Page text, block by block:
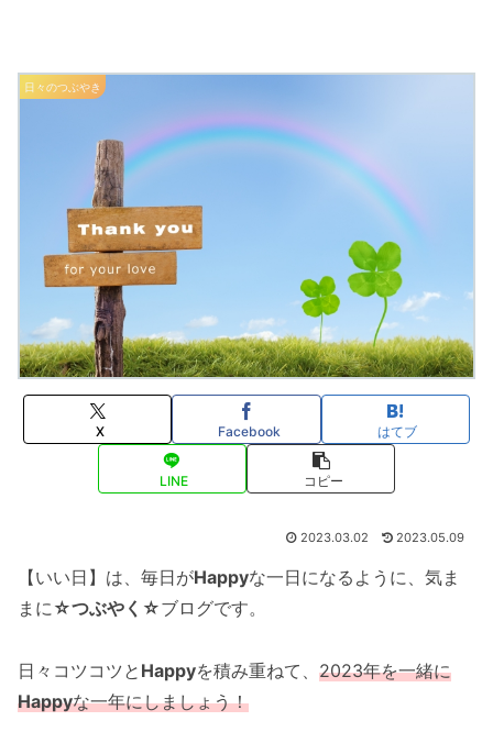
日々のつぶやき
X Facebook はてブ
LINE コピー
2023.03.02 2023.05.09
【いい日】は、毎日がHappyな一日になるように、気ま
まに☆つぶやく☆ブログです。
日々コツコツと Happyを積み重ねて、 2023年を一緒に
Happyな一年にしましょう！